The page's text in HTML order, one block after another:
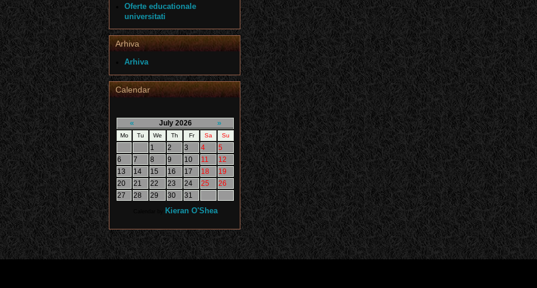
Oferte educationale
universitati
Arhiva
Arhiva
Calendar
« July 2026 »
Mo Tu We Th Fr Sa Su
1 2 3 4
5
6
7 8 9 10 11
12
13
14 15 16 17 18
19
20
21 22 23 24 25
26
27
28 29 30 31
Kieran O'Shea